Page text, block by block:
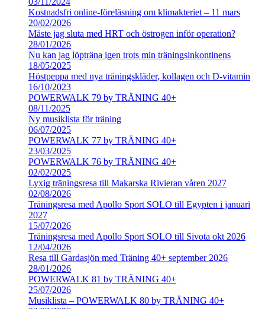
Kostnadsfri online-föreläsning om klimakteriet – 11 mars
20/02/2026
Måste jag sluta med HRT och östrogen inför operation?
28/01/2026
Nu kan jag löpträna igen trots min träningsinkontinens
18/05/2025
Höstpeppa med nya träningskläder, kollagen och D-vitamin
16/10/2023
POWERWALK 79 by TRÄNING 40+
08/11/2025
Ny musiklista för träning
06/07/2025
POWERWALK 77 by TRÄNING 40+
23/03/2025
POWERWALK 76 by TRÄNING 40+
02/02/2025
Lyxig träningsresa till Makarska Rivieran våren 2027
02/08/2026
Träningsresa med Apollo Sport SOLO till Egypten i januari
2027
15/07/2026
Träningsresa med Apollo Sport SOLO till Sivota okt 2026
12/04/2026
Resa till Gardasjön med Träning 40+ september 2026
28/01/2026
POWERWALK 81 by TRÄNING 40+
25/07/2026
Musiklista – POWERWALK 80 by TRÄNING 40+